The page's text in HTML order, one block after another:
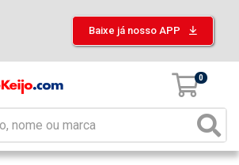
Baixe já nosso APP
0